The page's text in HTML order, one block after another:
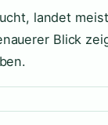
landet
Blick